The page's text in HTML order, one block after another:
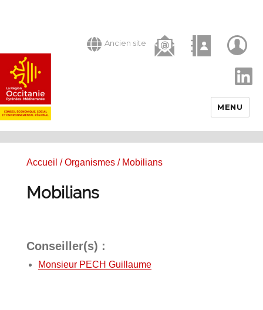
Ancien site
MENU
Accueil /Organismes/ Mobilians
Mobilians
Conseiller(s) :
Monsieur PECH Guillaume